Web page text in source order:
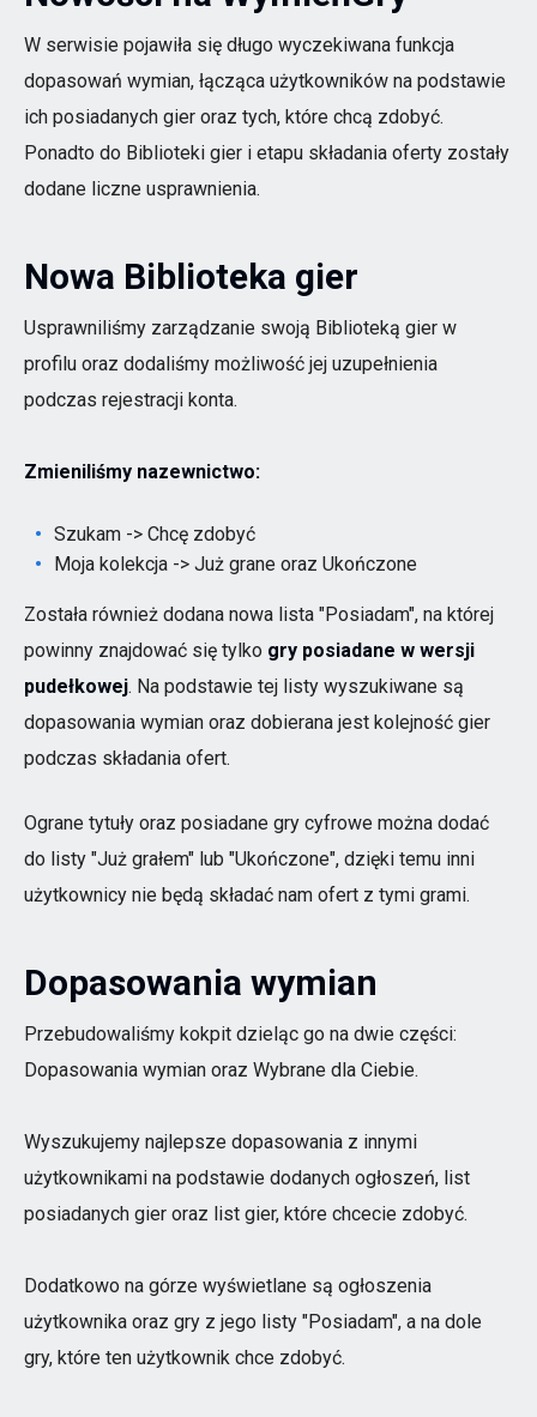
W serwisie pojawiła się długo wyczekiwana funkcja
dopasowań wymian, łącząca użytkowników na podstawie
ich posiadanych gier oraz tych, które chcą zdobyć.
Ponadto do Biblioteki gier i etapu składania oferty zostały
dodane liczne usprawnienia.
Nowa Biblioteka gier
Usprawniliśmy zarządzanie swoją Biblioteką gier w
profilu oraz dodaliśmy możliwość jej uzupełnienia
podczas rejestracji konta.
Zmieniliśmy nazewnictwo:
Szukam -> Chcę zdobyć
Moja kolekcja -> Już grane oraz Ukończone
Została również dodana nowa lista "Posiadam", na której
powinny znajdować się tylko gry posiadane w wersji
pudełkowej. Na podstawie tej listy wyszukiwane są
dopasowania wymian oraz dobierana jest kolejność gier
podczas składania ofert.
Ograne tytuły oraz posiadane gry cyfrowe można dodać
do listy "Już grałem" lub "Ukończone", dzięki temu inni
użytkownicy nie będą składać nam ofert z tymi grami.
Dopasowania wymian
Przebudowaliśmy kokpit dzieląc go na dwie części:
Dopasowania wymian oraz Wybrane dla Ciebie.
Wyszukujemy najlepsze dopasowania z innymi
użytkownikami na podstawie dodanych ogłoszeń, list
posiadanych gier oraz list gier, które chcecie zdobyć.
Dodatkowo na górze wyświetlane są ogłoszenia
użytkownika oraz gry z jego listy "Posiadam", a na dole
gry, które ten użytkownik chce zdobyć.